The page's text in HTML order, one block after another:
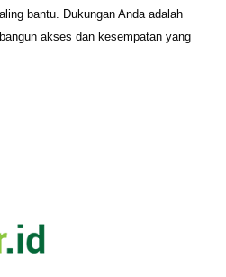
bantu. Dukungan Anda adalah
akses dan kesempatan yang